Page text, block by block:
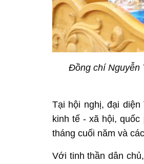
Đồng chí Nguyễn
Tại hội nghị, đại
kinh tế - xã hội,
tháng cuối năm và
Với tinh thần dân